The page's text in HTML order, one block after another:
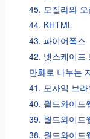
45. 모질라와 오
44. KHTML
43. 파이어폭스
42. 넷스케이프
만화로 나누는
41. 모자익 브
40. 월드와이드
39. 월드와이드
38. 월드와이드